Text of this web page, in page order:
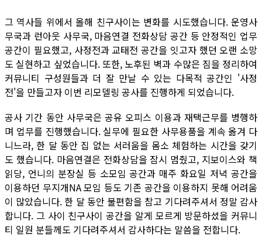
그 역사들 위에서 올해 친구사이는 변화를 시도했습니다. 운영사
무국과 런아웃 사무국, 마음연결 전화상담 공간 등 안정적인 업무
공간이 필요했고, 사정전과 교태전 공간을 잇고자 했던 오랜 소망
도 실현하고 싶었습니다. 또한, 노후된 벽과 수많은 짐을 정리하여
커뮤니티 구성원들과 더 잘 만날 수 있는 다목적 공간인 '사정
전'을 만들고자 이번 리모델링 공사를 진행하게 되었습니다.
공사 기간 동안 사무국은 공유 오피스 이용과 재택근무를 병행하
며 업무를 진행했습니다. 실무에 필요한 사무용품을 계속 옮겨 다
니느라, 한 달 동안 집 없는 서러움을 몸소 체험하는 시간을 갖기
도 했습니다. 마음연결은 전화상담을 잠시 멈췄고, 지보이스와 책
읽당, 언니의 분장실 등 소모임 공간과 매주 화요일 저녁 공간을
이용하던 무지개NA 모임 등도 기존 공간을 이용하지 못해 어려움
이 많았습니다. 한 달 동안 불편함을 참고 기다려주셔서 정말 감사
합니다. 그 사이 친구사이 공간을 알게 모르게 방문하셨을 커뮤니
티 일원 분들께도 기다려주셔서 감사하다는 말씀을 전합니다.